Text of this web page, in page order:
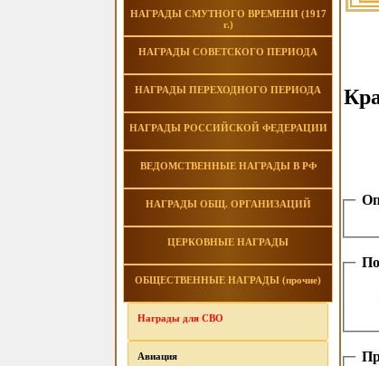
НАГРАДЫ СМУТНОГО ВРЕМЕНИ (1917
г.)
НАГРАДЫ СОВЕТСКОГО ПЕРИОДА
НАГРАДЫ ПЕРЕХОДНОГО ПЕРИОДА
НАГРАДЫ РОССИЙСКОЙ ФЕДЕРАЦИИ
ВЕДОМСТВЕННЫЕ НАГРАДЫ В РФ
НАГРАДЫ ОБЩ. ОРГАНИЗАЦИЙ
ЦЕРКОВНЫЕ НАГРАДЫ
ОБЩЕСТВЕННЫЕ НАГРАДЫ (прочие)
Награды для СВО
Авиация